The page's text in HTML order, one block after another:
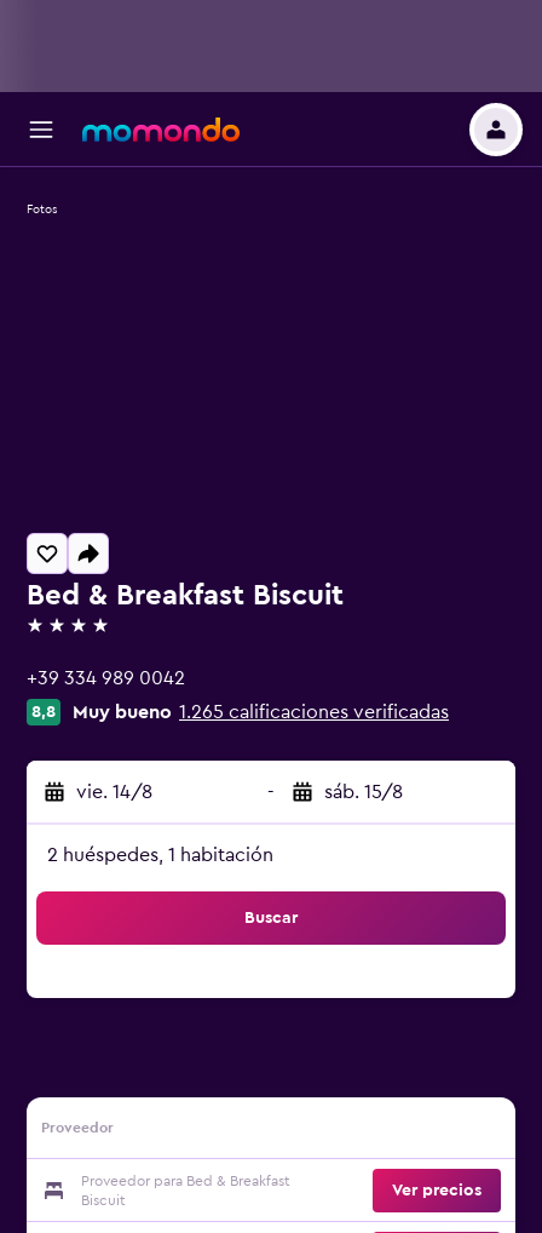
Bed & Breakfast Biscuit
4 estrellas
+39 334 989 0042
8,8 Muy bueno 1.265 calificaciones verificadas
vie. 14/8 - sáb. 15/8
2 huéspedes, 1 habitación
Buscar
Proveedor
Proveedor para Bed & Breakfast
Biscuit
Ver precios
Fotos